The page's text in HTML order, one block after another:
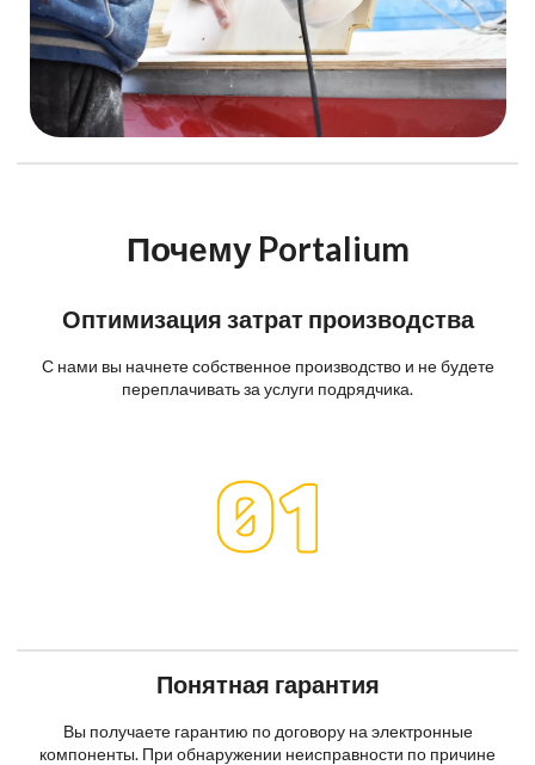
Почему Portalium
Оптимизация затрат производства
С нами вы начнете собственное производство и не будете
переплачивать за услуги подрядчика.
Понятная гарантия
Вы получаете гарантию по договору на электронные
компоненты. При обнаружении неисправности по причине